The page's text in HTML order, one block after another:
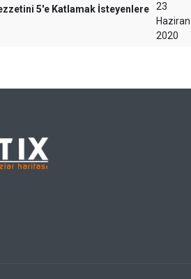
5'e Katlamak İsteyenlere
23
Haziran
2020